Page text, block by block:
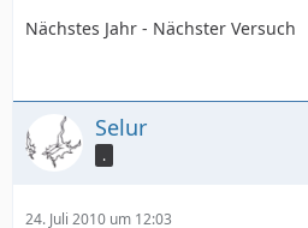
Nächstes Jahr - Nächster Versuch
Selur
.
24. Juli 2010 um 12:03